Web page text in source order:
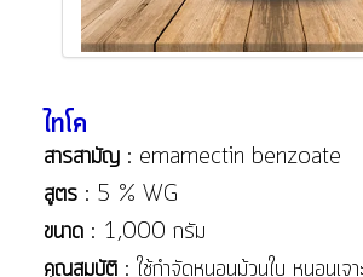
ไทโค
สารสามัญ : emamectin benzoate
สูตร : 5 % WG
ขนาด : 1,000 กรัม
คุณสมบัติ : ใช้กำจัดหนอนม้วนใบ หนอนเจ